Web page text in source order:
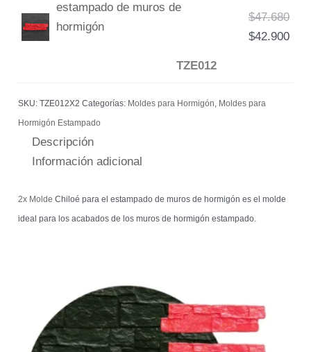
estampado de muros de
hormigón
TZE012
$47.680
$42.900
SKU:TZE012X2 Categorías: Moldes para Hormigón, Moldes para
Hormigón Estampado
Descripción
Información adicional
2x Molde Chiloé para el estampado de muros de hormigón es el molde
ideal para los acabados de los muros de hormigón estampado.